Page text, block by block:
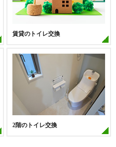
賃貸のトイレ交換
2階のトイレ交換